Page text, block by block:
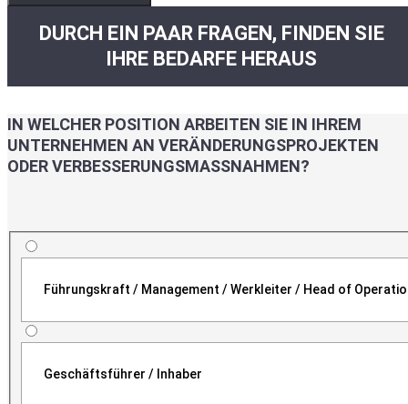
DURCH EIN PAAR FRAGEN, FINDEN SIE
IHRE BEDARFE HERAUS
IN WELCHER POSITION ARBEITEN SIE IN IHREM
UNTERNEHMEN AN VERÄNDERUNGSPROJEKTEN
ODER VERBESSERUNGSMASSNAHMEN?
Führungskraft / Management / Werkleiter / Head of
Geschäftsführer / Inhaber